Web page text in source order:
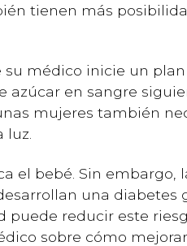
tienen más
médico inicie un
azúcar en sangre
mujeres también
el bebé. Sin embargo,
una diabetes
puede reducir este
sobre cómo